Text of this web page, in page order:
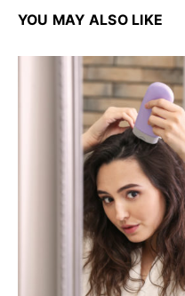
YOU MAY ALSO LIKE